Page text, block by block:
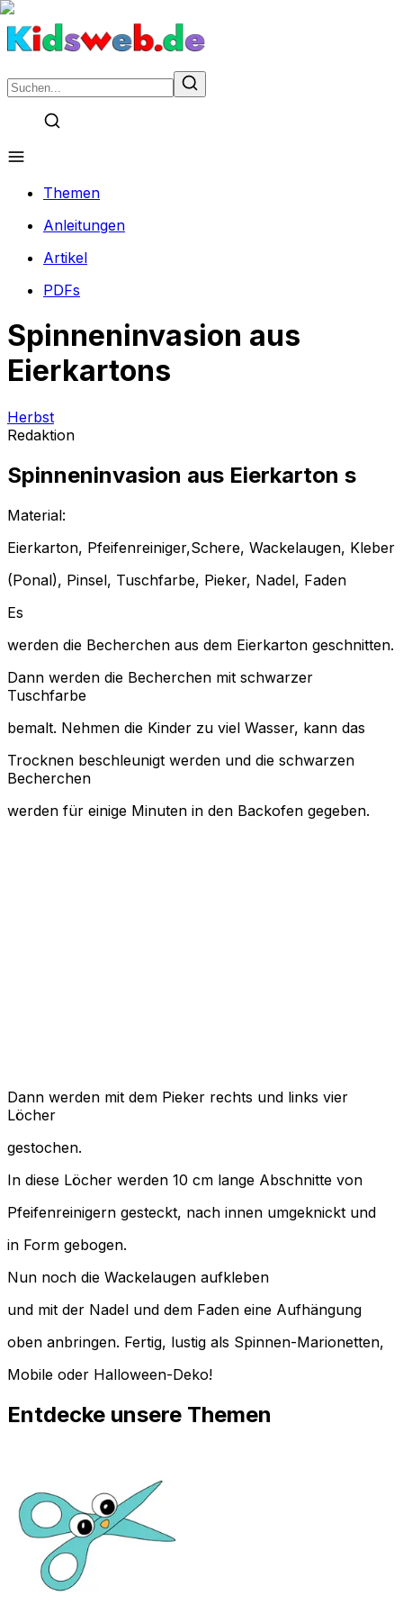
Themen
Anleitungen
Artikel
PDFs
Spinneninvasion aus
Eierkartons
Herbst
Redaktion
Spinneninvasion aus Eierkarton s
Material:
Eierkarton, Pfeifenreiniger,Schere, Wackelaugen, Kleber
(Ponal), Pinsel, Tuschfarbe, Pieker, Nadel, Faden
Es
werden die Becherchen aus dem Eierkarton geschnitten.
Dann werden die Becherchen mit schwarzer
Tuschfarbe
bemalt. Nehmen die Kinder zu viel Wasser, kann das
Trocknen beschleunigt werden und die schwarzen
Becherchen
werden für einige Minuten in den Backofen gegeben.
Dann werden mit dem Pieker rechts und links vier
Löcher
gestochen.
In diese Löcher werden 10 cm lange Abschnitte von
Pfeifenreinigern gesteckt, nach innen umgeknickt und
in Form gebogen.
Nun noch die Wackelaugen aufkleben
und mit der Nadel und dem Faden eine Aufhängung
oben anbringen. Fertig, lustig als Spinnen-Marionetten,
Mobile oder Halloween-Deko!
Entdecke unsere Themen